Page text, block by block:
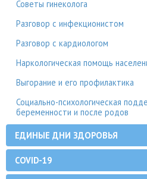
Советы гинеколога
Разговор с инфекционистом
Разговор с кардиологом
Наркологическая помощь
Выгорание и его профилактика
Социально-психологическая
беременности и после родов
ЕДИНЫЕ ДНИ ЗДОРОВЬЯ
COVID-19